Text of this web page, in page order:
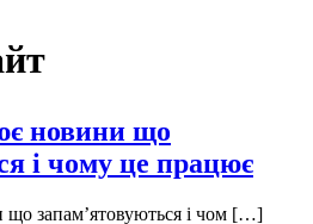
новини що
і чому це працює
запам’ятовуються і чом […]